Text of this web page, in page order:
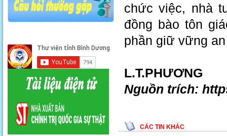
chức việc, nhà
đồng bào tôn
phần giữ vững
L.T.PHƯƠNG
Nguồn trích:
CÁC TIN KHÁC